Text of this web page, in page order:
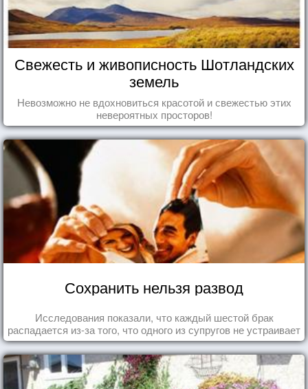
Свежесть и живописность Шотландских
земель
Невозможно не вдохновиться красотой и свежестью этих
невероятных просторов!
Сохранить нельзя развод
Исследования показали, что каждый шестой брак
распадается из-за того, что одного из супругов не устраивает
та роль, которая выпала ему в семье.